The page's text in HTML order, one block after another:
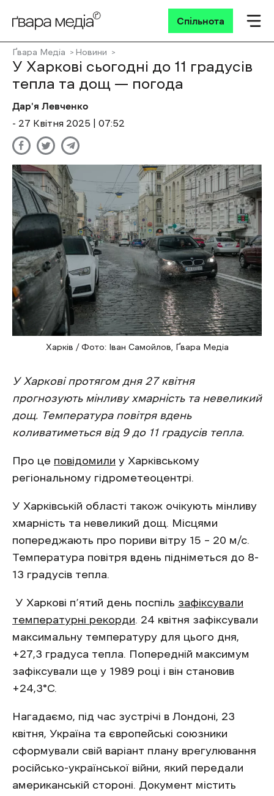
Спільнота
Ґвара Медіа Новини
У Харкові сьогодні до 11 градусів
тепла та дощ — погода
Дар'я Левченко
- 27 Квітня 2025 | 07:52
Харків / Фото: Іван Самойлов, Ґвара Медіа
У Харкові протягом дня 27 квітня
прогнозують мінливу хмарність та невеликий
дощ. Температура повітря вдень
коливатиметься від 9 до 11 градусів тепла.
Про це повідомили у Харківському
регіональному гідрометеоцентрі.
У Харківській області також очікують мінливу
хмарність та невеликий дощ. Місцями
попереджають про пориви вітру 15 – 20 м/с.
Температура повітря вдень підніметься до 8-
13 градусів тепла.
У Харкові п’ятий день поспіль зафіксували
температурні рекорди. 24 квітня зафіксували
максимальну температуру для цього дня,
+27,3 градуса тепла. Попередній максимум
зафіксували ще у 1989 році і він становив
+24,3°С.
Нагадаємо, під час зустрічі в Лондоні, 23
квітня, Україна та європейські союзники
сформували свій варіант плану врегулювання
російсько-української війни, який передали
американській стороні. Документ містить